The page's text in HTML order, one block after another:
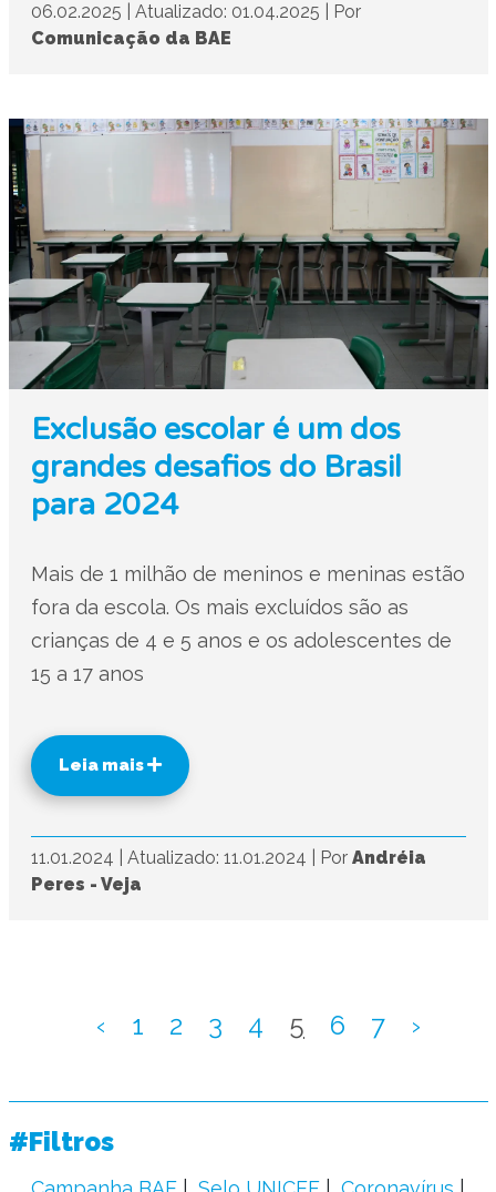
06.02.2025 Atualizado: 01.04.2025
Por
Comunicação da BAE
Exclusão escolar é um dos
grandes desafios do Brasil
para 2024
Mais de 1 milhão de meninos e meninas estão
fora da escola. Os mais excluídos são as
crianças de 4 e 5 anos e os adolescentes de
15 a 17 anos
Leia mais
11.01.2024 Atualizado: 11.01.2024 Por Andréia
Peres - Veja
‹ 1 2 3 4 5 6 7 ›
#Filtros